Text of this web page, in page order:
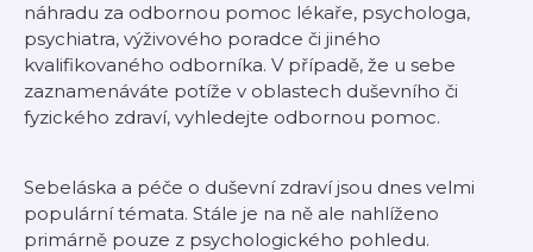
náhradu za odbornou pomoc lékaře, psychologa,
psychiatra, výživového poradce či jiného
kvalifikovaného odborníka. V případě, že u sebe
zaznamenáváte potíže v oblastech duševního či
fyzického zdraví, vyhledejte odbornou pomoc.
Sebeláska a péče o duševní zdraví jsou dnes velmi
populární témata. Stále je na ně ale nahlíženo
primárně pouze z psychologického pohledu.